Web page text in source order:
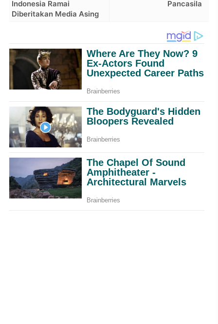
Pancasila
Indonesia Ramai
Diberitakan Media Asing